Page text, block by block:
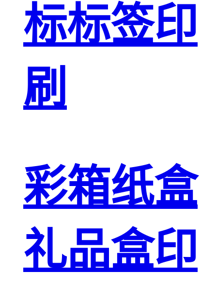
标标签印
刷
彩箱纸盒
礼品盒印